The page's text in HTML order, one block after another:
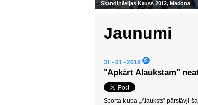
Skandināvijas Kauss 2012, Madona
Jaunumi
31 • 01 • 2018
"Apkārt Alaukstam"
Sporta kluba „Alauksts” pārstāvji